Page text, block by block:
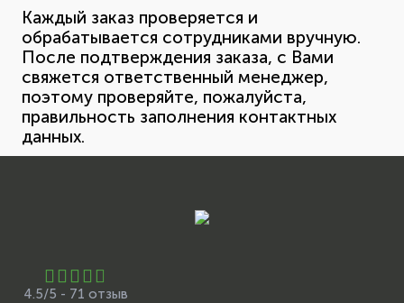
Каждый заказ проверяется и
обрабатывается сотрудниками вручную.
После подтверждения заказа, с Вами
свяжется ответственный менеджер,
поэтому проверяйте, пожалуйста,
правильность заполнения контактных
данных.
4.5/5 - 71 отзыв